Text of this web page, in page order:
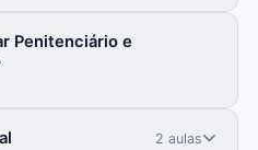
Penitenciário e
2 aulas